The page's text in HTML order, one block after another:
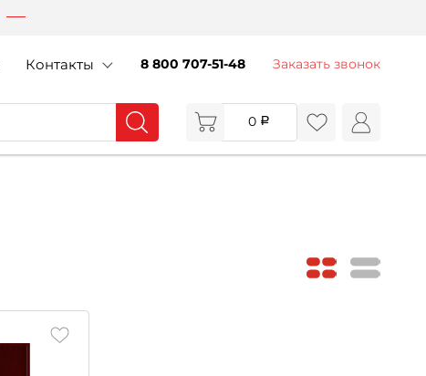
Контакты 8 800 707-51-48 Заказать звонок
0